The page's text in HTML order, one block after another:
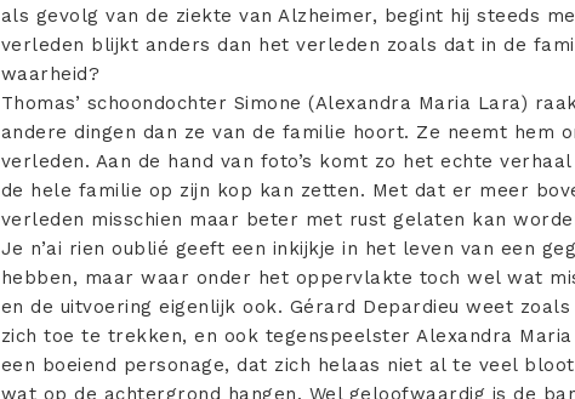
als gevolg van de ziekte van Alzheimer, begint hij steeds
verleden blijkt anders dan het verleden zoals dat in de
waarheid?
Thomas’ schoondochter Simone (Alexandra Maria Lara)
andere dingen dan ze van de familie hoort. Ze neemt hem
verleden. Aan de hand van foto’s komt zo het echte
de hele familie op zijn kop kan zetten. Met dat er meer
verleden misschien maar beter met rust gelaten kan
Je n’ai rien oublié geeft een inkijkje in het leven van een
hebben, maar waar onder het oppervlakte toch wel wat
en de uitvoering eigenlijk ook. Gérard Depardieu weet
zich toe te trekken, en ook tegenspeelster Alexandra
een boeiend personage, dat zich helaas niet al te veel
wat op de achtergrond hangen. Wel geloofwaardig is de